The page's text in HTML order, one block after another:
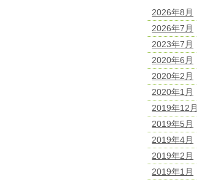
2026年8月
2026年7月
2023年7月
2020年6月
2020年2月
2020年1月
2019年12月
2019年5月
2019年4月
2019年2月
2019年1月